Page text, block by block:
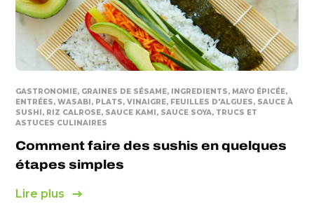
GASTRONOMIE, GRAINES DE SÉSAME, INGREDIENTS, MAYO ÉPICÉE,
ENTRÉES, WASABI, PLATS, VINAIGRE, FEUILLES D'ALGUES, SAUCE À
SUSHI, RIZ CALROSE, SAUCE KAMI, SAUCE SOYA, TRUCS ET
ASTUCES CULINAIRES
Comment faire des sushis en quelques
étapes simples
Lire plus